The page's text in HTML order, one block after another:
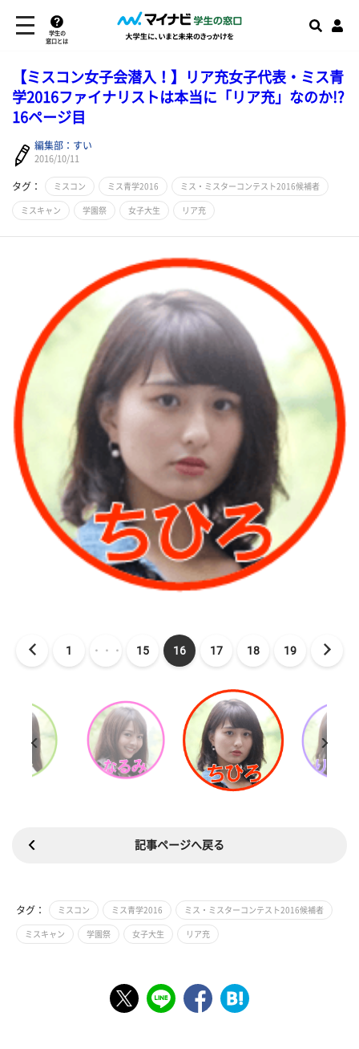
学生の
窓口とは
【ミスコン女子会潜入！】リア充女子代表・ミス青
学2016ファイナリストは本当に「リア充」なのか!?
16ページ目
編集部：すい
2016/10/11
タグ： ミスコン ミス青学2016 ミス・ミスターコンテスト2016候補者
ミスキャン 学園祭 女子大生 リア充
1 ・・・ 15 16 17 18 19
記事ページへ戻る
タグ： ミスコン ミス青学2016 ミス・ミスターコンテスト2016候補者
ミスキャン 学園祭 女子大生 リア充